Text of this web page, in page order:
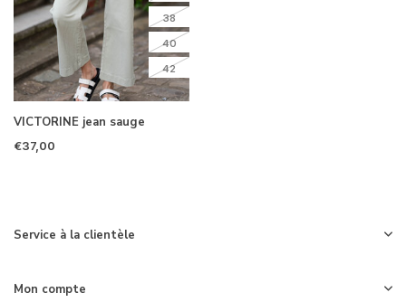
38
40
42
VICTORINE jean sauge
€37,00
Service à la clientèle
Mon compte